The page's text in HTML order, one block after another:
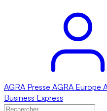
AGRA Presse AGRA Europe
Business Express